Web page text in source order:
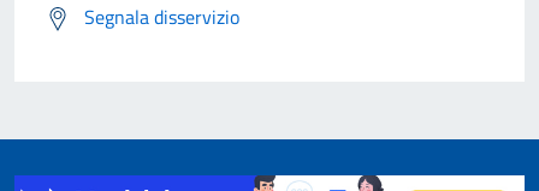
Segnala disservizio